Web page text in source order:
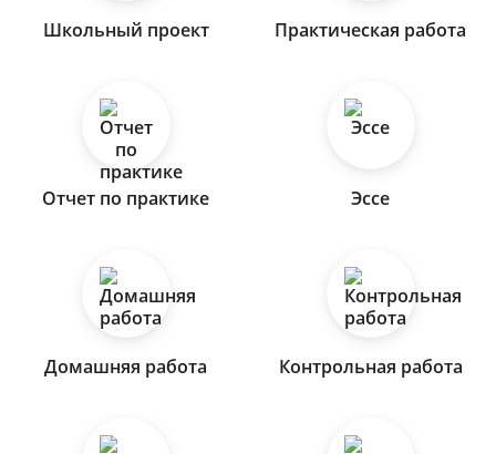
Школьный проект Практическая работа
Отчет по практике Эссе
Домашняя работа Контрольная работа